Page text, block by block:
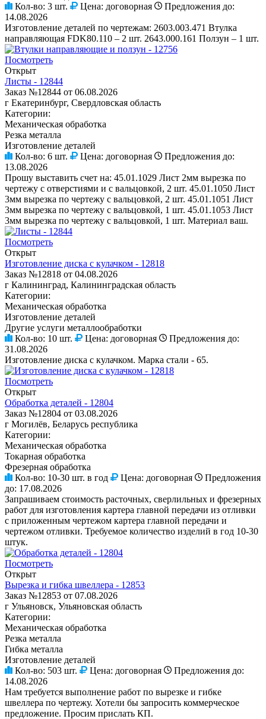
Кол-во: 3 шт. Цена: договорная
Предложения до:
14.08.2026
Изготовление деталей по чертежам: 2603.003.471 Втулка
направляющая FDK80.110 – 2 шт. 2643.000.161 Ползун – 1 шт.
Посмотреть
Открыт
Листы - 12844
Заказ №12844 от 06.08.2026
г Екатеринбург, Свердловская область
Категории:
Механическая обработка
Резка металла
Изготовление деталей
Кол-во: 6 шт. Цена: договорная
Предложения до:
13.08.2026
Прошу выставить счет на: 45.01.1029 Лист 2мм вырезка по
чертежу с отверстиями и с вальцовкой, 2 шт. 45.01.1050 Лист
3мм вырезка по чертежу с вальцовкой, 2 шт. 45.01.1051 Лист
3мм вырезка по чертежу с вальцовкой, 1 шт. 45.01.1053 Лист
3мм вырезка по чертежу с вальцовкой, 1 шт. Материал ваш.
Посмотреть
Открыт
Изготовление диска с кулачком - 12818
Заказ №12818 от 04.08.2026
г Калининград, Калининградская область
Категории:
Механическая обработка
Изготовление деталей
Другие услуги металлообработки
Кол-во: 10 шт. Цена: договорная
Предложения до:
31.08.2026
Изготовление диска с кулачком. Марка стали - 65.
Посмотреть
Открыт
Обработка деталей - 12804
Заказ №12804 от 03.08.2026
г Могилёв, Беларусь республика
Категории:
Механическая обработка
Токарная обработка
Фрезерная обработка
Кол-во: 10-30 шт. в год Цена: договорная
Предложения
до: 17.08.2026
Запрашиваем стоимость расточных, сверлильных и фрезерных
работ для изготовления картера главной передачи из отливки
с приложенным чертежом картера главной передачи и
чертежом отливки. Требуемое количество изделий в год 10-30
штук.
Посмотреть
Открыт
Вырезка и гибка швеллера - 12853
Заказ №12853 от 07.08.2026
г Ульяновск, Ульяновская область
Категории:
Механическая обработка
Резка металла
Гибка металла
Изготовление деталей
Кол-во: 503 шт. Цена: договорная
Предложения до:
14.08.2026
Нам требуется выполнение работ по вырезке и гибке
швеллера по чертежу. Хотели бы запросить коммерческое
предложение. Просим прислать КП.